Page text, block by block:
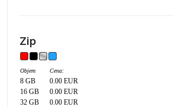
Zip
Objem Cena:
8 GB
0.00 EUR
16 GB
0.00 EUR
32 GB
0.00 EUR